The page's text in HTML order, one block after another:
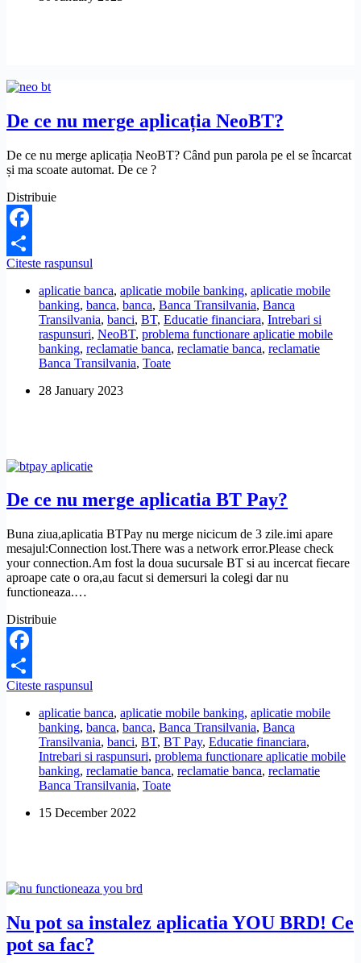
De ce nu merge aplicația NeoBT?
De ce nu merge aplicația NeoBT? Când pun parola pe el se încarcat
și ma scoate automat. De ce ?
Distribuie
Facebook
Share
Citeste raspunsul
nu
merge
aplicația
NeoBT?
aplicatie banca, aplicatie mobile banking, aplicatie mobile
banking, banca, banca, Banca Transilvania, Banca
Transilvania, banci, BT, Educatie financiara, Intrebari si
raspunsuri, NeoBT, problema functionare aplicatie mobile
banking, reclamatie banca, reclamatie banca, reclamatie
Banca Transilvania, Toate
28 January 2023
De ce nu merge aplicatia BT Pay?
Buna ziua,aplicatia BTPay nu merge nicicum de 3 zile.imi apare
mesajul:Connection lost.There was a network error.Please check
your connection.Am fost la doua sucursale BT si au incercat fiecare
aproape cate o ora,au facut si demersuri la colegi dar nu
functioneaza.…
Distribuie
Facebook
Share
Citeste raspunsul
nu
merge
aplicatia
BT
Pay?
aplicatie banca, aplicatie mobile banking, aplicatie mobile
banking, banca, banca, Banca Transilvania, Banca
Transilvania, banci, BT, BT Pay, Educatie financiara,
Intrebari si raspunsuri, problema functionare aplicatie mobile
banking, reclamatie banca, reclamatie banca, reclamatie
Banca Transilvania, Toate
15 December 2022
Nu pot sa instalez aplicatia YOU BRD! Ce
pot sa fac?